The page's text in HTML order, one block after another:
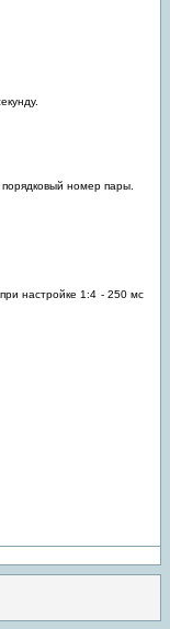
номер пары.
настройке 1:4 - 250 мс